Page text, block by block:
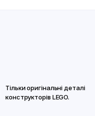
Тільки оригінальні деталі
конструкторів LEGO.